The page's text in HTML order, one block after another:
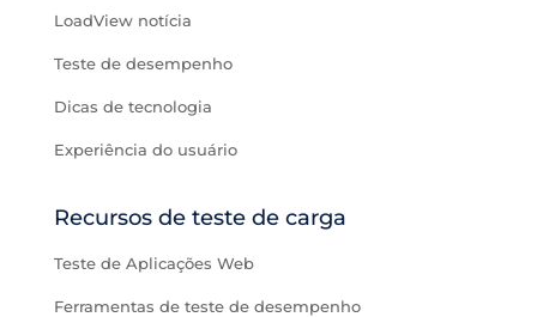
LoadView notícia
Teste de desempenho
Dicas de tecnologia
Experiência do usuário
Recursos de teste de carga
Teste de Aplicações Web
Ferramentas de teste de desempenho